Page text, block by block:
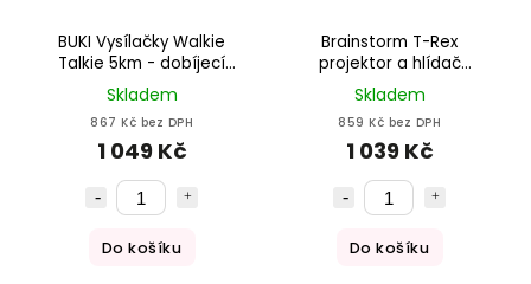
BUKI Vysílačky Walkie
Talkie 5km - dobíjecí
baterie
Skladem
867 Kč bez DPH
1 049 Kč
Do košíku
Brainstorm T-Rex
projektor a hlídač
pokojíčku
Skladem
859 Kč bez DPH
1 039 Kč
Do košíku